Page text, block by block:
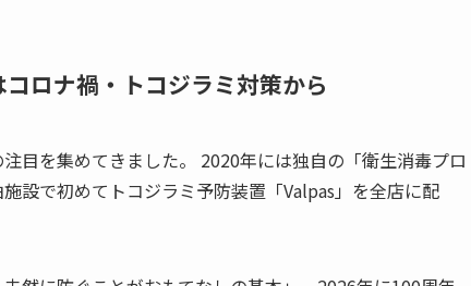
ロナ禍・トコジラミ対策から
目を集めてきました。 2020年には独自の「衛生消毒プロ
設で初めてトコジラミ予防装置「Valpas」を全店に配